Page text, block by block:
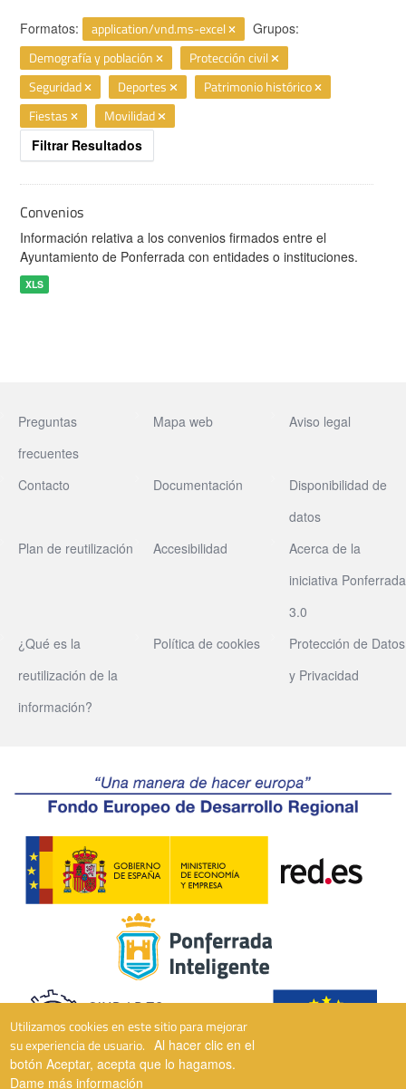
Formatos: application/vnd.ms-excel Grupos:
Demografía y población
Protección civil
Seguridad
Deportes
Patrimonio histórico
Fiestas
Movilidad
Filtrar Resultados
Convenios
Información relativa a los convenios firmados entre el
Ayuntamiento de Ponferrada con entidades o instituciones.
XLS
Preguntas
frecuentes
Mapa web Aviso legal
Contacto Documentación
Disponibilidad de
datos
Plan de reutilización
Accesibilidad
Acerca de la
iniciativa Ponferrada
3.0
¿Qué es la
reutilización de la
información?
Política de cookies
Protección de Datos
y Privacidad
Utilizamos cookies en este sitio para mejorar
su experiencia de usuario. Al hacer clic en el
botón Aceptar, acepta que lo hagamos.
Dame más información